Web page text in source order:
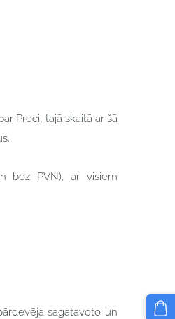
Preci, tajā skaitā ar šā
bez PVN), ar visiem
sagatavoto un